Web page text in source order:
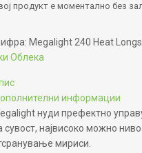
продукт е моментално без
Megalight 240 Heat
Облека
информации
нуди префектно
сувост, највисоко можно
мириси.